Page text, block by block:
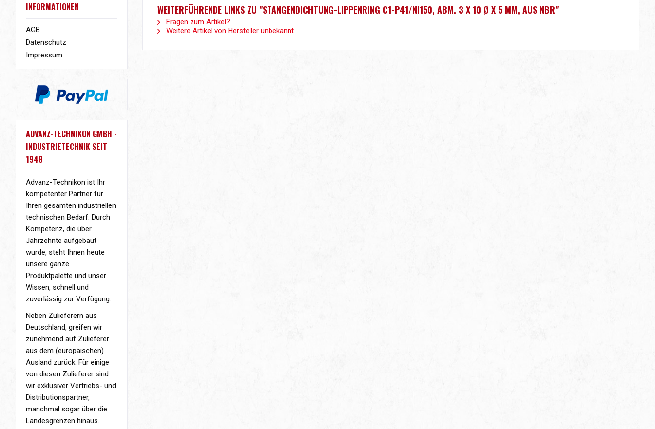
INFORMATIONEN
AGB
Datenschutz
Impressum
ADVANZ-TECHNIKON GMBH -
INDUSTRIETECHNIK SEIT
1948
Advanz-Technikon ist Ihr
kompetenter Partner für
Ihren gesamten industriellen
technischen Bedarf. Durch
Kompetenz, die über
Jahrzehnte aufgebaut
wurde, steht Ihnen heute
unsere ganze
Produktpalette und unser
Wissen, schnell und
zuverlässig zur Verfügung.
Neben Zulieferern aus
Deutschland, greifen wir
zunehmend auf Zulieferer
aus dem (europäischen)
Ausland zurück. Für einige
von diesen Zulieferer sind
wir exklusiver Vertriebs- und
Distributionspartner,
manchmal sogar über die
Landesgrenzen hinaus.
WEITERFÜHRENDE LINKS ZU "STANGENDICHTUNG-LIPPENRING C1-P41/NI150, ABM. 3 X 10 Ø X 5 MM, AUS NBR"
Fragen zum Artikel?
Weitere Artikel von Hersteller unbekannt